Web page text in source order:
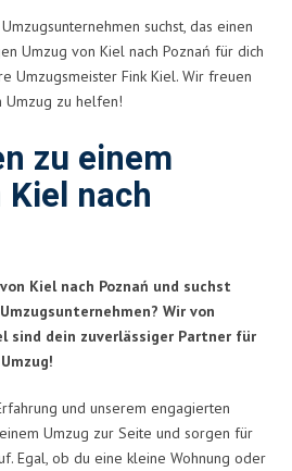
suchst, das einen
Umzug von Kiel nach Poznań für dich
Umzugsmeister Fink Kiel. Wir freuen
Umzug zu helfen!
zu einem
Kiel nach
Kiel nach Poznań und suchst
Wir von
sind dein zuverlässiger Partner für
und unserem engagierten
Umzug zur Seite und sorgen für
Egal, ob du eine kleine Wohnung oder